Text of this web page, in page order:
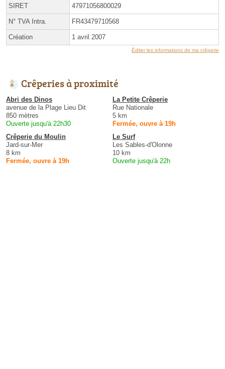
SIRET 47971056800029
N° TVA Intra. FR43479710568
Création 1 avril 2007
Éditer les informations de ma crêperie
Crêperies à proximité
Abri des Dinos
avenue de la Plage Lieu Dit
850 mètres
Ouverte jusqu'à 22h30
La Petite Crêperie
Rue Nationale
5 km
Fermée, ouvre à 19h
Crêperie du Moulin
Jard-sur-Mer
8 km
Fermée, ouvre à 19h
Le Surf
Les Sables-d'Olonne
10 km
Ouverte jusqu'à 22h